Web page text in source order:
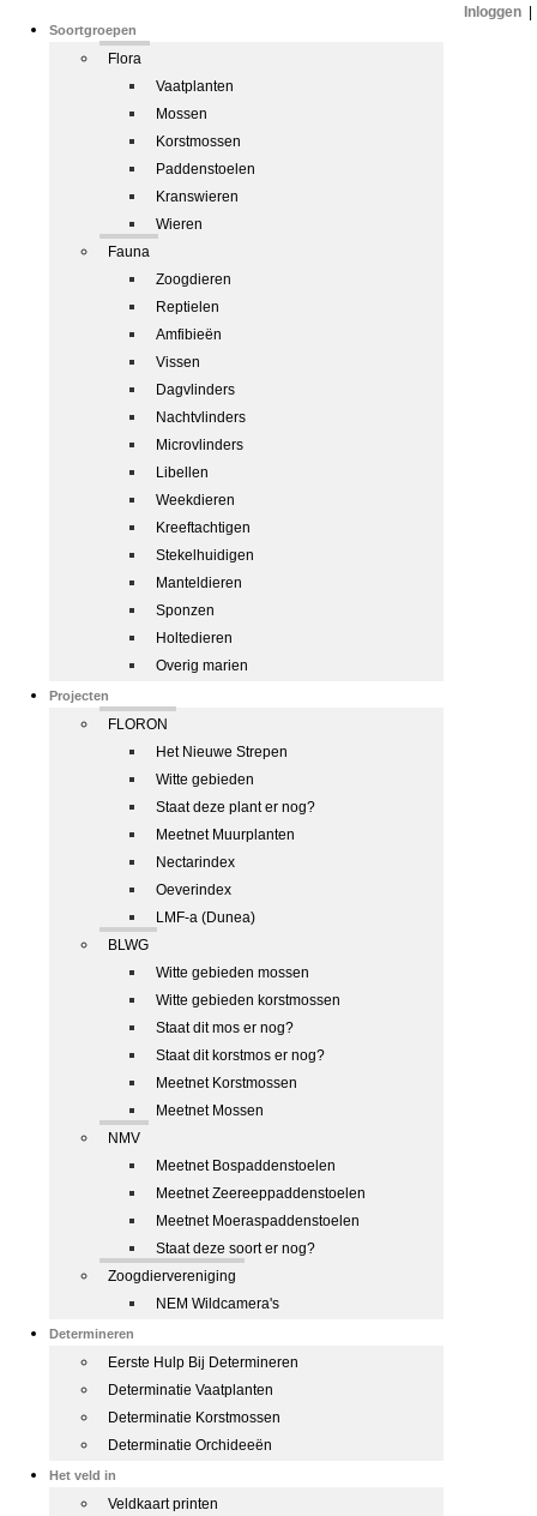
Soortgroepen
Flora
Vaatplanten
Mossen
Korstmossen
Paddenstoelen
Kranswieren
Wieren
Fauna
Zoogdieren
Reptielen
Amfibieën
Vissen
Dagvlinders
Nachtvlinders
Microvlinders
Libellen
Weekdieren
Kreeftachtigen
Stekelhuidigen
Manteldieren
Sponzen
Holtedieren
Overig marien
Projecten
FLORON
Het Nieuwe Strepen
Witte gebieden
Staat deze plant er nog?
Meetnet Muurplanten
Nectarindex
Oeverindex
LMF-a (Dunea)
BLWG
Witte gebieden mossen
Witte gebieden korstmossen
Staat dit mos er nog?
Staat dit korstmos er nog?
Meetnet Korstmossen
Meetnet Mossen
NMV
Meetnet Bospaddenstoelen
Meetnet Zeereeppaddenstoelen
Meetnet Moeraspaddenstoelen
Staat deze soort er nog?
Zoogdiervereniging
NEM Wildcamera's
Determineren
Eerste Hulp Bij Determineren
Determinatie Vaatplanten
Determinatie Korstmossen
Determinatie Orchideeën
Het veld in
Veldkaart printen
Inloggen